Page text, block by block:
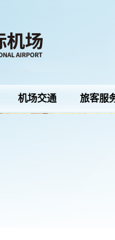
机场交通 旅客服